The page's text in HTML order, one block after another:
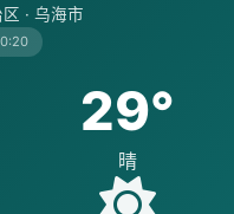
· 乌海市
29°
晴